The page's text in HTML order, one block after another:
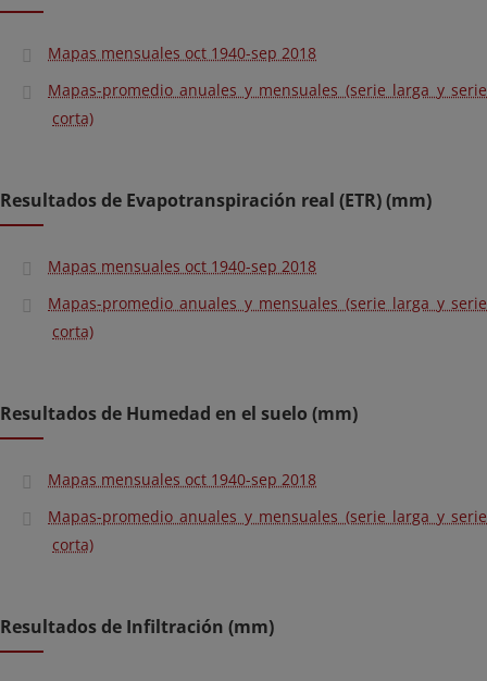
Mapas mensuales oct 1940-sep 2018
Mapas-promedio anuales y mensuales (serie larga y serie
corta)
Resultados de Evapotranspiración real (ETR) (mm)
Mapas mensuales oct 1940-sep 2018
Mapas-promedio anuales y mensuales (serie larga y serie
corta)
Resultados de Humedad en el suelo (mm)
Mapas mensuales oct 1940-sep 2018
Mapas-promedio anuales y mensuales (serie larga y serie
corta)
Resultados de Infiltración (mm)